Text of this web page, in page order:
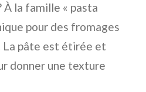
À la famille « pasta
pour des fromages
pâte est étirée et
donner une texture